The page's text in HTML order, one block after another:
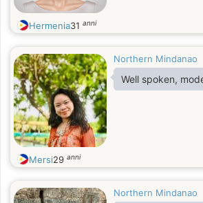
Hermenia31 anni
Northern Mindanao
Well spoken,
Mersi29 anni
Northern Mindanao